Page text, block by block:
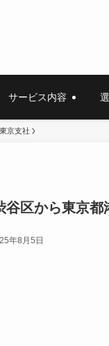
サービス内容
東京支社
谷区から東京都
年8月5日